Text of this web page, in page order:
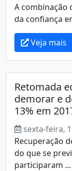
A combinação
da confiança
Veja mais
Retomada
demorar e
13% em
sexta-feira,
Recuperação
do que se
participaram ...